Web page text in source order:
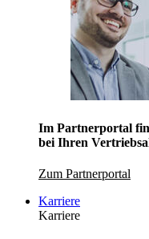
Im Partnerportal
bei Ihren
Zum Partnerportal
Karriere
Karriere